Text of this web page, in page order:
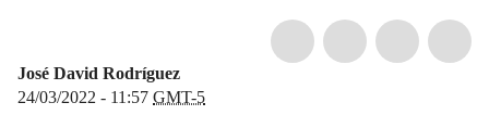
José David Rodríguez
24/03/2022 - 11:57 GMT-5